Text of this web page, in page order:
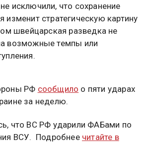
исключили, что сохранение
изменит стратегическую картину
швейцарская разведка не
возможные темпы или
РФ сообщило о пяти ударах
за неделю.
что ВС РФ ударили ФАБами по
ВСУ. Подробнее читайте в